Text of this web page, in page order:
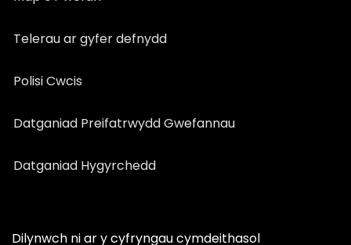
Telerau ar gyfer defnydd
Polisi Cwcis
Datganiad Preifatrwydd Gwefannau
Datganiad Hygyrchedd
Dilynwch ni ar y cyfryngau cymdeithasol